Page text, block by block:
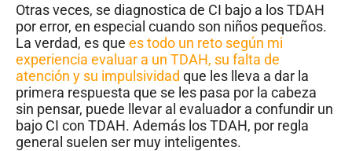
Otras veces, se diagnostica de CI bajo a los TDAH
por error, en especial cuando son niños pequeños.
La verdad, es que es todo un reto según mi
experiencia evaluar a un TDAH, su falta de
atención y su impulsividad que les lleva a dar la
primera respuesta que se les pasa por la cabeza
sin pensar, puede llevar al evaluador a confundir un
bajo CI con TDAH. Además los TDAH, por regla
general suelen ser muy inteligentes.